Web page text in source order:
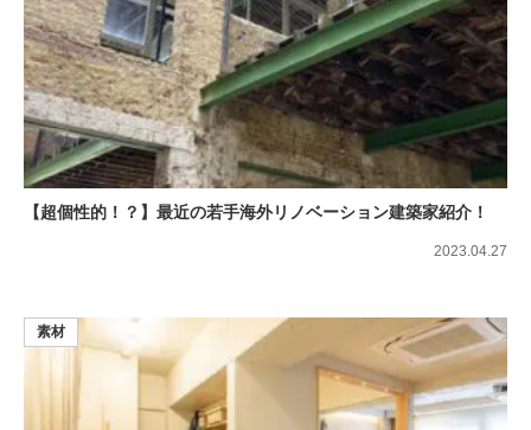
【超個性的！？】最近の若手海外リノベーション建築家紹介！
2023.04.27
素材